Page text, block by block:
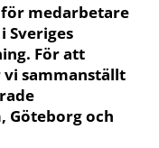
medarbetare
Sveriges
För att
vi sammanställt
Göteborg och